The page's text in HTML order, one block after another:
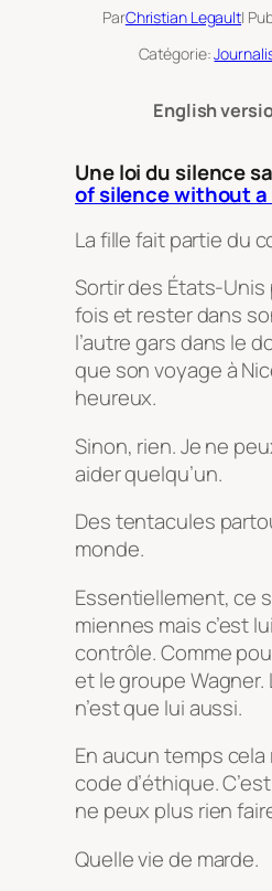
ParChristian Legault|
Catégorie:
English
Une loi du silence
of silence without a
La fille fait partie du
Sortir des États-Unis
fois et rester dans
l’autre gars dans le
que son voyage à
heureux.
Sinon, rien. Je ne
aider quelqu’un.
Des tentacules
monde.
Essentiellement, ce
miennes mais c’est
contrôle. Comme
et le groupe Wagner.
n’est que lui aussi.
En aucun temps
code d’éthique.
ne peux plus rien
Quelle vie de marde.